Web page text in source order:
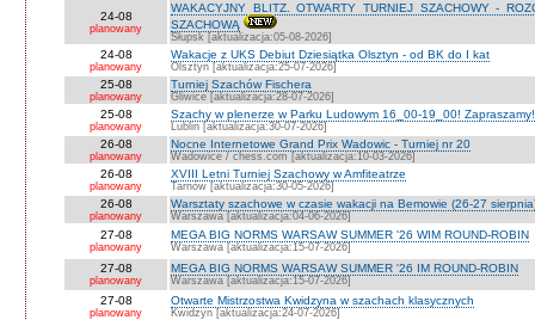
24-08
planowany
WAKACYJNY BLITZ. OTWARTY TURNIEJ SZACHOWY -
SZACHOWĄ
Słupsk [aktualizacja:05-08-2026]
24-08
planowany
Wakacje z UKS Debiut Dziesiątka Olsztyn - od BK do I kat
Olsztyn [aktualizacja:25-07-2026]
25-08
planowany
Turniej Szachów Fischera
Gliwice [aktualizacja:28-07-2026]
25-08
planowany
Szachy w plenerze w Parku Ludowym 16_00-19_00! Zapraszamy!
Lublin [aktualizacja:30-07-2026]
26-08
planowany
Nocne Internetowe Grand Prix Wadowic - Turniej nr 20
Wadowice / chess.com [aktualizacja:10-03-2026]
26-08
planowany
XVIII Letni Turniej Szachowy w Amfiteatrze
Tarnów [aktualizacja:30-05-2026]
26-08
planowany
Warsztaty szachowe w czasie wakacji na Bemowie (26-27
Warszawa [aktualizacja:04-06-2026]
27-08
planowany
MEGA BIG NORMS WARSAW SUMMER '26 WIM ROUND-ROBIN
Warszawa [aktualizacja:15-07-2026]
27-08
planowany
MEGA BIG NORMS WARSAW SUMMER '26 IM ROUND-ROBIN
Warszawa [aktualizacja:15-07-2026]
27-08
planowany
Otwarte Mistrzostwa Kwidzyna w szachach klasycznych
Kwidzyn [aktualizacja:24-07-2026]